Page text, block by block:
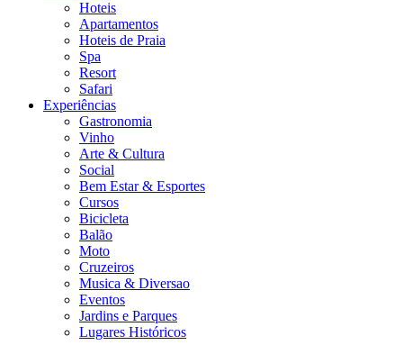
Hoteis
Apartamentos
Hoteis de Praia
Spa
Resort
Safari
Experiências
Gastronomia
Vinho
Arte & Cultura
Social
Bem Estar & Esportes
Cursos
Bicicleta
Balão
Moto
Cruzeiros
Musica & Diversao
Eventos
Jardins e Parques
Lugares Históricos